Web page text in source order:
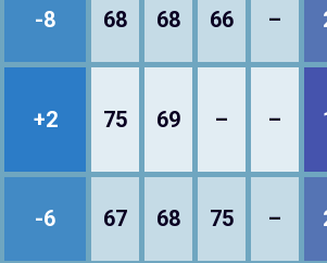
-8 68 68 66 –
+2 75 69 – –
-6 67 68 75 –